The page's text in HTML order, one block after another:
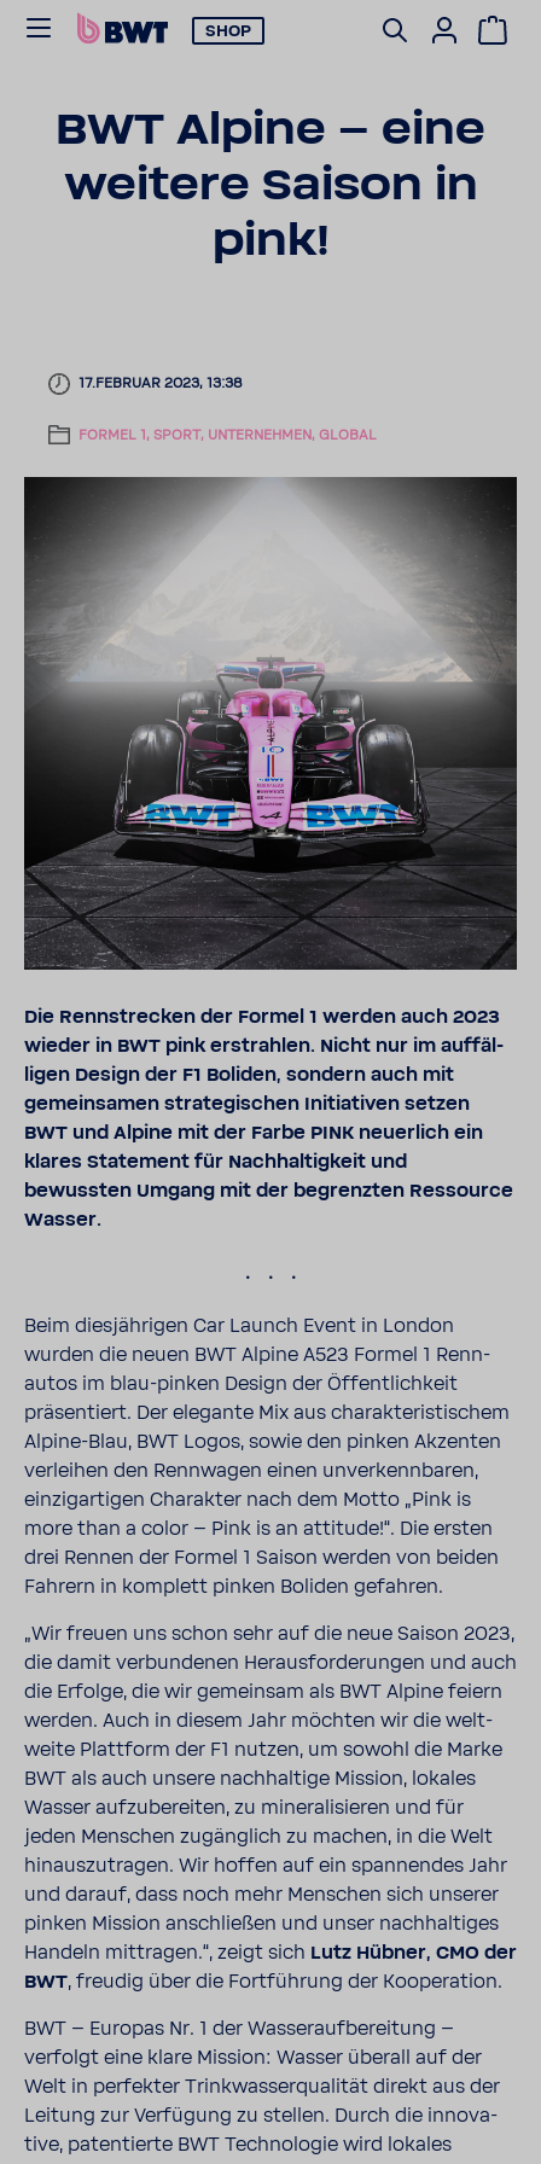
SHOP
BWT Alpine – eine
weitere Saison in
pink!
17.FEBRUAR 2023, 13:38
FORMEL 1, SPORT, UNTERNEHMEN, GLOBAL
Die Renn­stre­cken der Formel 1 werden auch 2023
wieder in BWT pink erstrahlen. Nicht nur im auffäl­
ligen Design der F1 Boliden, sondern auch mit
gemein­samen stra­te­gi­schen Initia­tiven setzen
BWT und Alpine mit der Farbe PINK neuer­lich ein
klares State­ment für Nach­hal­tig­keit und
bewussten Umgang mit der begrenzten Ressource
Wasser.
.
Beim dies­jäh­rigen Car Launch Event in London
wurden die neuen BWT Alpine A523 Formel 1 Renn­
autos im blau-​pinken Design der Öffent­lich­keit
präsen­tiert. Der elegante Mix aus charak­te­ris­ti­schem
Alpine-​Blau, BWT Logos, sowie den pinken Akzenten
verleihen den Renn­wagen einen unver­kenn­baren,
einzig­ar­tigen Charakter nach dem Motto „Pink is
more than a color – Pink is an atti­tude!“. Die ersten
drei Rennen der Formel 1 Saison werden von beiden
Fahrern in komplett pinken Boliden gefahren.
„Wir freuen uns schon sehr auf die neue Saison 2023,
die damit verbun­denen Heraus­for­de­rungen und auch
die Erfolge, die wir gemeinsam als BWT Alpine feiern
werden. Auch in diesem Jahr möchten wir die welt­
weite Platt­form der F1 nutzen, um sowohl die Marke
BWT als auch unsere nach­hal­tige Mission, lokales
Wasser aufzu­be­reiten, zu mine­ra­li­sieren und für
jeden Menschen zugäng­lich zu machen, in die Welt
hinaus­zu­tragen. Wir hoffen auf ein span­nendes Jahr
und darauf, dass noch mehr Menschen sich unserer
pinken Mission anschließen und unser nach­hal­tiges
Handeln mittragen.“, zeigt sich Lutz Hübner, CMO der
BWT, freudig über die Fort­füh­rung der Koope­ra­tion.
BWT – Europas Nr. 1 der Wasser­auf­be­rei­tung –
verfolgt eine klare Mission: Wasser überall auf der
Welt in perfekter Trink­was­ser­qua­lität direkt aus der
Leitung zur Verfü­gung zu stellen. Durch die inno­va­
tive, paten­tierte BWT Tech­no­logie wird lokales